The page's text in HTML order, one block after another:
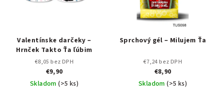
Valentínske darčeky –
Hrnček Takto Ťa ľúbim
€8,05 bez DPH
€9,90
Skladom(>5 ks)
Sprchový gél – Milujem Ťa
€7,24 bez DPH
€8,90
Skladom(>5 ks)